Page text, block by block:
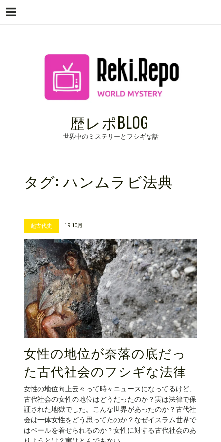
歴レポBLOG
世界中のミステリーとフシギな話
タグ: ハンムラビ法典
超古代史 19 10月
女性の地位が奈落の底だっ
た古代社会のフシギな法律
女性の地位向上云々って時々ニュースになってるけど、
古代社会の女性の地位はどうだったのか？実は法律で保
証された地獄でした。こんな世界があったのか？古代社
会は一体女性をどう思ってたのか？なぜイスラム世界で
はベールを着せられるのか？女性に対する古代社会のあ
Menu